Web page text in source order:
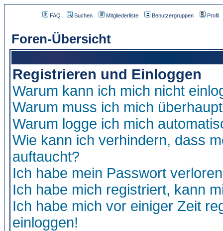
FAQ Suchen Mitgliederliste Benutzergruppen Profil
Foren-Übersicht
Registrieren und Einloggen
Warum kann ich mich nicht
Warum muss ich mich
Warum logge ich mich
Wie kann ich verhindern, dass
auftaucht?
Ich habe mein Passwort
Ich habe mich registriert, kann
Ich habe mich vor einiger Zeit
einloggen!